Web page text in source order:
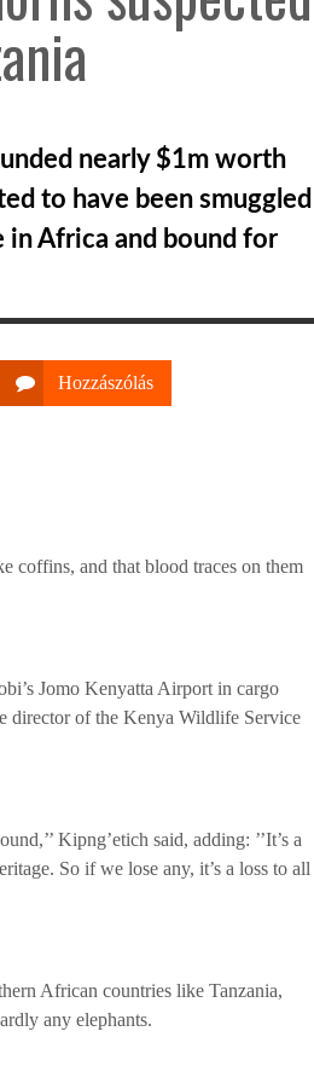
nearly $1m worth
to have been smuggled
in Africa and bound for
Hozzászólás
coffins, and that blood traces on them
’s Jomo Kenyatta Airport in cargo
director of the Kenya Wildlife Service
Kipng’etich said, adding: ’’It’s a
So if we lose any, it’s a loss to all
African countries like Tanzania,
any elephants.